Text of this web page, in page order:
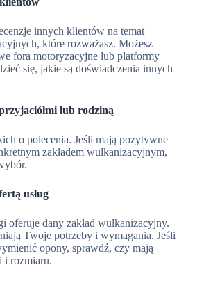
innych klientów na temat
które rozważasz. Możesz
fora motoryzacyjne lub platformy
się, jakie są doświadczenia innych
lub rodziną
o polecenia. Jeśli mają pozytywne
zakładem wulkanizacyjnym,
usług
oferuje dany zakład wulkanizacyjny.
Twoje potrzeby i wymagania. Jeśli
opony, sprawdź, czy mają
i rozmiaru.